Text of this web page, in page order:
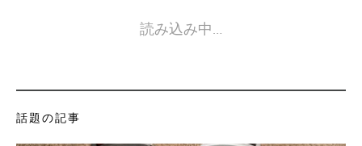
読み込み中…
話題の記事